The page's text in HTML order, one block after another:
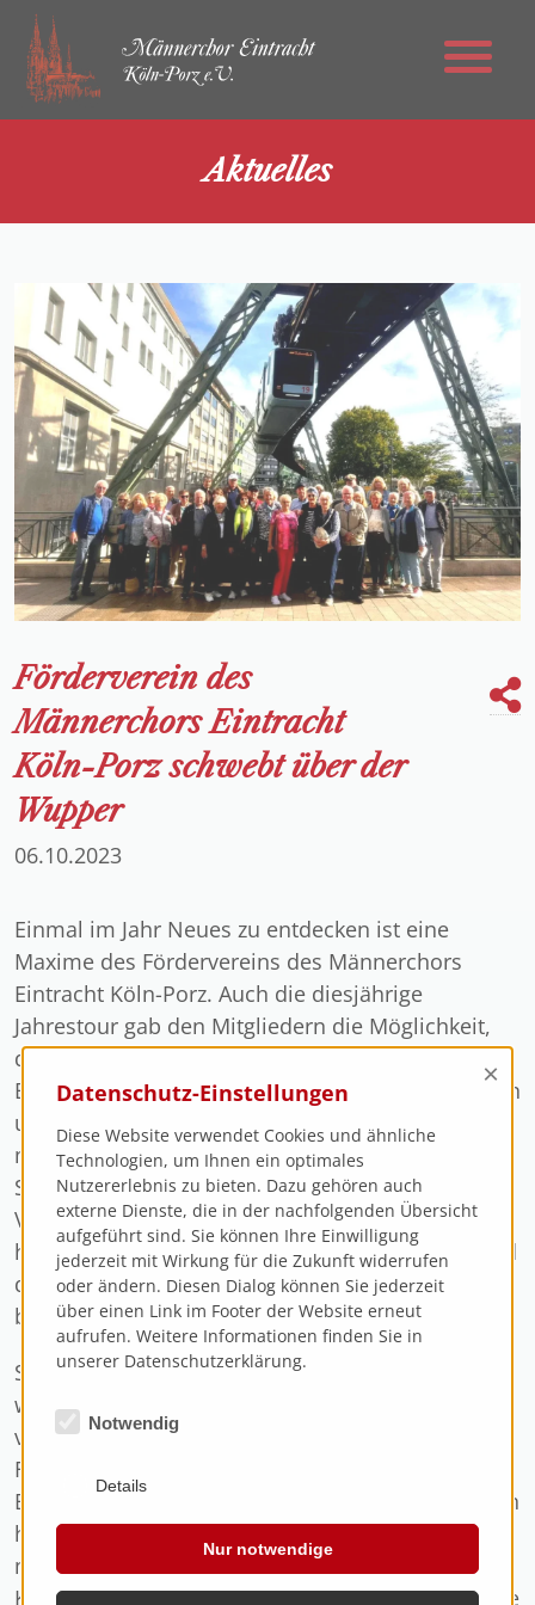
Aktuelles
Förderverein des
Männerchors Eintracht
Köln-Porz schwebt über der
Wupper
06.10.2023
Einmal im Jahr Neues zu entdecken ist eine
Maxime des Fördervereins des Männerchors
Eintracht Köln-Porz. Auch die diesjährige
Jahrestour gab den Mitgliedern die Möglichkeit,
die Region zu erkunden. Zielgerichtet brachte der
Bus die dem Verein vielfältig verbundenen Damen
und Herren an die Wupper. In Wuppertal erlebte
man bei einer Fahrt mit der einzigartigen
Schwebebahn die Stadt aus der Vogelperspektive.
Vohwinkel, Oberbarmen und der Hauptbahnhof
hießen die Stationen, bei denen das Stadtbild und
die Sehenswürdigkeiten der Stadt von oben
betrachtet werden konnten.
Solingen, bekannt für seine Messer war ein
weiteres Etappenziel der Tour. Die für ihre seit
vier Generationen als Messerschmiede bekannte
Fachfirma Güde stand auf dem
Besichtigungsprogramm. „Die Mitarbeiter müssen
handwerkliches Geschick und Erfahrung
mitbringen“, erklärte der Inhaber den Gästen aus
Köln-Porz. Die Traditionsfirma stellt geschmiedete
Datenschutz-Einstellungen
×
Diese Website verwendet Cookies und ähnliche
Technologien, um Ihnen ein optimales
Nutzererlebnis zu bieten. Dazu gehören auch
externe Dienste, die in der nachfolgenden Übersicht
aufgeführt sind. Sie können Ihre Einwilligung
jederzeit mit Wirkung für die Zukunft widerrufen
oder ändern. Diesen Dialog können Sie jederzeit
über einen Link im Footer der Website erneut
aufrufen. Weitere Informationen finden Sie in
unserer Datenschutzerklärung.
Notwendig
Details
Nur notwendige